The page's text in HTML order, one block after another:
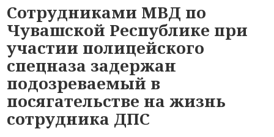
Сотрудниками МВД по
Чувашской Республике при
участии полицейского
спецназа задержан
подозреваемый в
посягательстве на жизнь
сотрудника ДПС